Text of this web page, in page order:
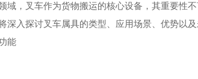
域，叉车作为货物搬运的核心设备，其重要性
深入探讨叉车属具的类型、应用场景、优势以
能